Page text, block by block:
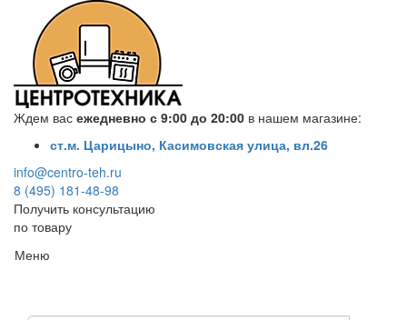
Ждем вас ежедневно с 9:00 до 20:00 в нашем магазине:
ст.м. Царицыно, Касимовская улица, вл.26
info@centro-teh.ru
8 (495) 181-48-98
Получить консультацию
по товару
Меню